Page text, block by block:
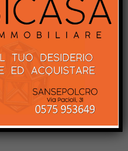
in gara: al parco Langer la sfida
giganti bianchi
il cuore: il Soroptimist dona
e due buoni spesa
stimoli a mille per
“La squadra è ancora più